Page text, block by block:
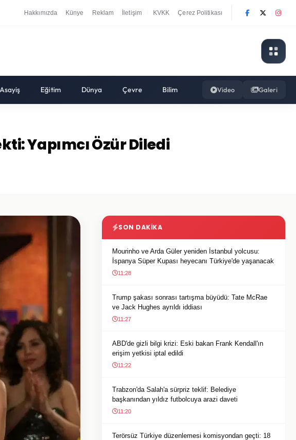
Hakkımızda Künye Reklam İletişim KVKK Çerez Politikası
Asayiş Eğitim Dünya Çevre Bilim Video Galeri
Yapımcı Özür Diledi
SON DAKIKA
Mourinho ve Arda Güler yeniden İstanbul yolcusu:
İspanya Süper Kupası heyecanı Türkiye'de yaşanacak
11:28
Trump şakası sonrası tartışma büyüdü: Tate McRae
ve Jack Hughes ayrıldı iddiası
11:27
ABD'de gizli bilgi krizi: Eski bakan Frank Kendall'ın
erişim yetkisi iptal edildi
11:22
Trabzon'da Salah'a sürpriz teklif: Belediye
başkanından yıldız futbolcuya arazi daveti
11:20
Terörsüz Türkiye düzenlemesi komisyondan geçti: 18